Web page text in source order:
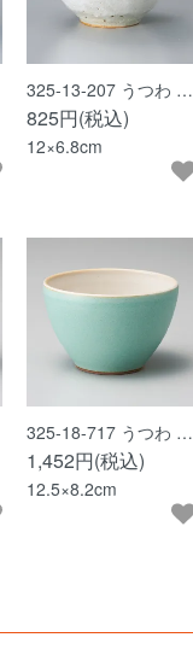
325-13-207 うつわ …
825円(税込)
12×6.8cm
325-18-717 うつわ …
1,452円(税込)
12.5×8.2cm